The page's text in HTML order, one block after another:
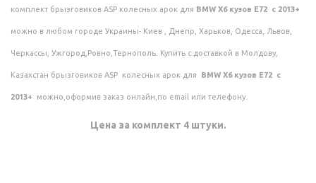
комплект брызговиков ASP колесных арок для BMW X6 кузов E72 с 2013+
можно в любом городе Украины- Киев , Днепр, Харьков, Одесса, Львов,
Черкассы, Ужгород,Ровно,Тернополь. Купить с доставкой в Молдову,
Казахстан брызговиков ASP колесных арок для BMW X6 кузов E72 с
2013+ можно,оформив заказ онлайн,по email или телефону.
Цена за комплект 4 штуки.